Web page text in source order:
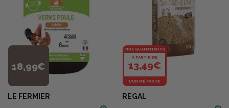
18,99€
LE FERMIER
PRIX QUANTITATIFS
À PARTIR DE
13,49€
L'UNITÉ PAR 36
REGAL